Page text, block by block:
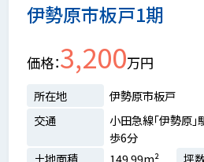
伊勢原市板戸1期
価格 3,200万円
所在地
伊勢原市板戸
交通
小田急線「伊勢原
歩6分
土地面積
149.99m² 坪